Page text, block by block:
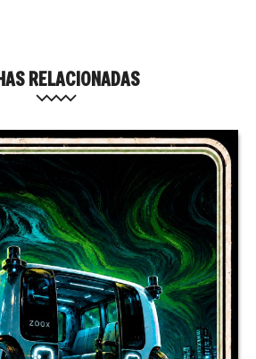
RELACIONADAS